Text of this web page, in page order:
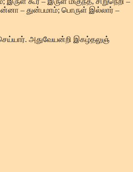
– துன்பமாம்; பொருள் இல்லார் –
செய்யார். அதுவேயன்றி இகழ்தலுஞ்